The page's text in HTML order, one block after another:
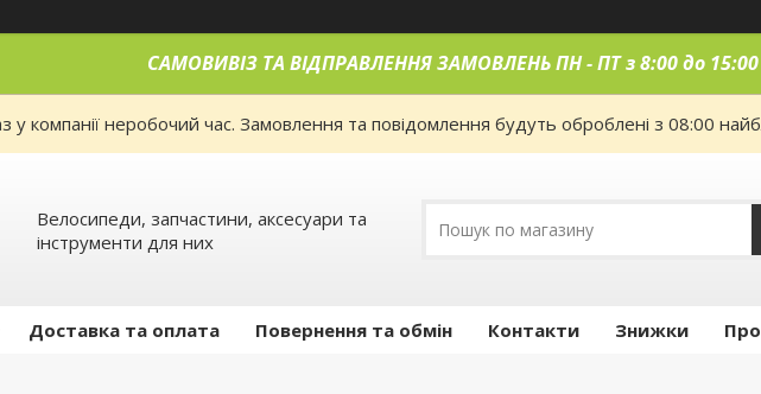
САМОВИВІЗ ТА ВІДПРАВЛЕННЯ ЗАМОВЛЕНЬ ПН - ПТ з 8:00 до 15:00
у компанії неробочий час. Замовлення та повідомлення будуть оброблені з 08:00
Велосипеди, запчастини, аксесуари та
інструменти для них
Доставка та оплата Повернення та обмін Контакти Знижки